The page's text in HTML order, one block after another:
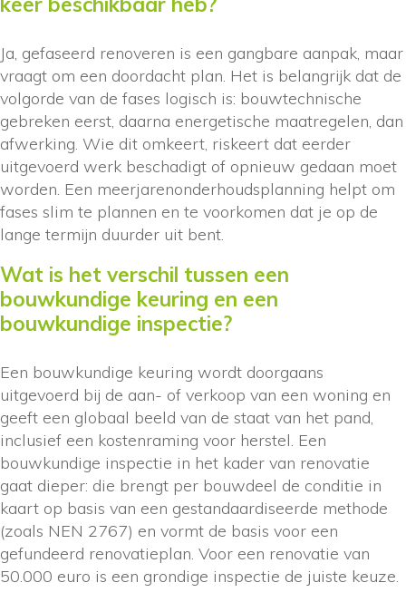
Ja, gefaseerd renoveren is een gangbare aanpak, maar
vraagt om een doordacht plan. Het is belangrijk dat de
volgorde van de fases logisch is: bouwtechnische
gebreken eerst, daarna energetische maatregelen, dan
afwerking. Wie dit omkeert, riskeert dat eerder
uitgevoerd werk beschadigt of opnieuw gedaan moet
worden. Een meerjarenonderhoudsplanning helpt om
fases slim te plannen en te voorkomen dat je op de
lange termijn duurder uit bent.
Wat is het verschil tussen een
bouwkundige keuring en een
bouwkundige inspectie?
Een bouwkundige keuring wordt doorgaans
uitgevoerd bij de aan- of verkoop van een woning en
geeft een globaal beeld van de staat van het pand,
inclusief een kostenraming voor herstel. Een
bouwkundige inspectie in het kader van renovatie
gaat dieper: die brengt per bouwdeel de conditie in
kaart op basis van een gestandaardiseerde methode
(zoals NEN 2767) en vormt de basis voor een
gefundeerd renovatieplan. Voor een renovatie van
50.000 euro is een grondige inspectie de juiste keuze.